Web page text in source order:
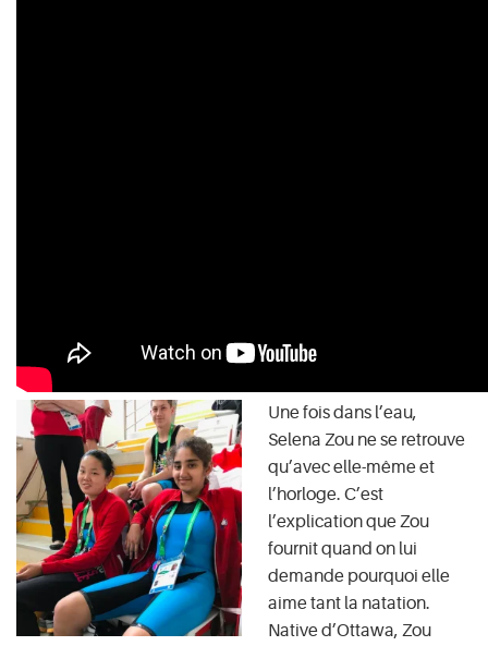
Une fois dans l’eau,
Selena Zou ne se retrouve
qu’avec elle-même et
l’horloge. C’est
l’explication que Zou
fournit quand on lui
demande pourquoi elle
aime tant la natation.
Native d’Ottawa, Zou